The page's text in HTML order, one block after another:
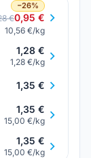
−26%
€0,95 €
10,56 €/kg
1,28 €
1,28 €/kg
1,35 €
1,35 €
15,00 €/kg
1,35 €
15,00 €/kg